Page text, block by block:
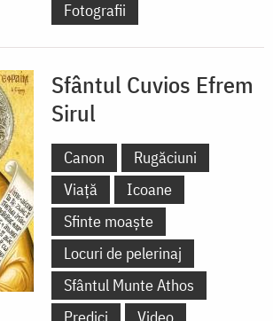
Fotografii
Sfântul Cuvios Efrem
Sirul
Canon
Rugăciuni
Viață
Icoane
Sfinte moaște
Locuri de pelerinaj
Sfântul Munte Athos